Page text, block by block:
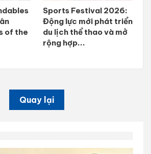
of the
Sports Festival 2026:
Động lực mới phát triển
du lịch thể thao và mở
rộng hợp...
Quay lại